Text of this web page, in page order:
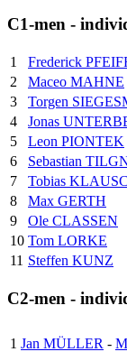
C1-men -
1 Frederick
2
Maceo MAHNE
3
Torgen
4
Jonas
5
Leon PIONTEK
6
Sebastian
7
Tobias
8
Max GERTH
9
Ole CLASSEN
10 Tom LORKE
11 Steffen KUNZ
C2-men -
1 Jan MÜLLER -